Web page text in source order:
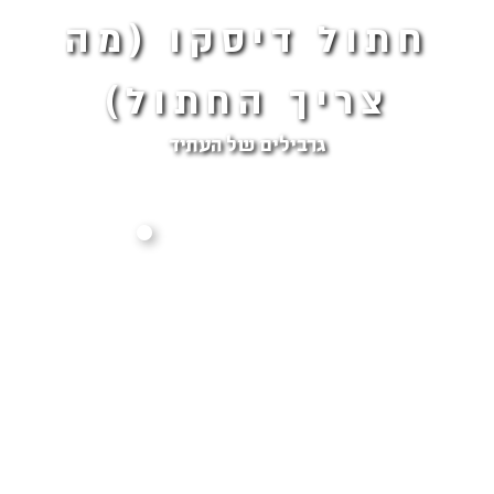
חתול דיסקו (מה
צריך החתול)
גרבילים של העתיד